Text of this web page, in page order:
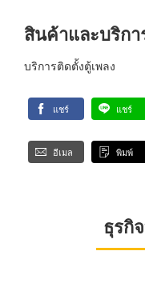
สินค้าและบริกา
บริการติดตั้งตู้เพลง
แชร์ แชร์
อีเมล พิมพ์
ธุรกิ